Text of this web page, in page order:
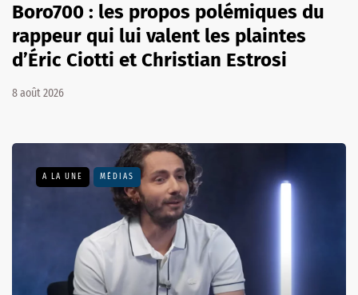
Boro700 : les propos polémiques du
rappeur qui lui valent les plaintes
d’Éric Ciotti et Christian Estrosi
8 août 2026
A LA UNE MÉDIAS